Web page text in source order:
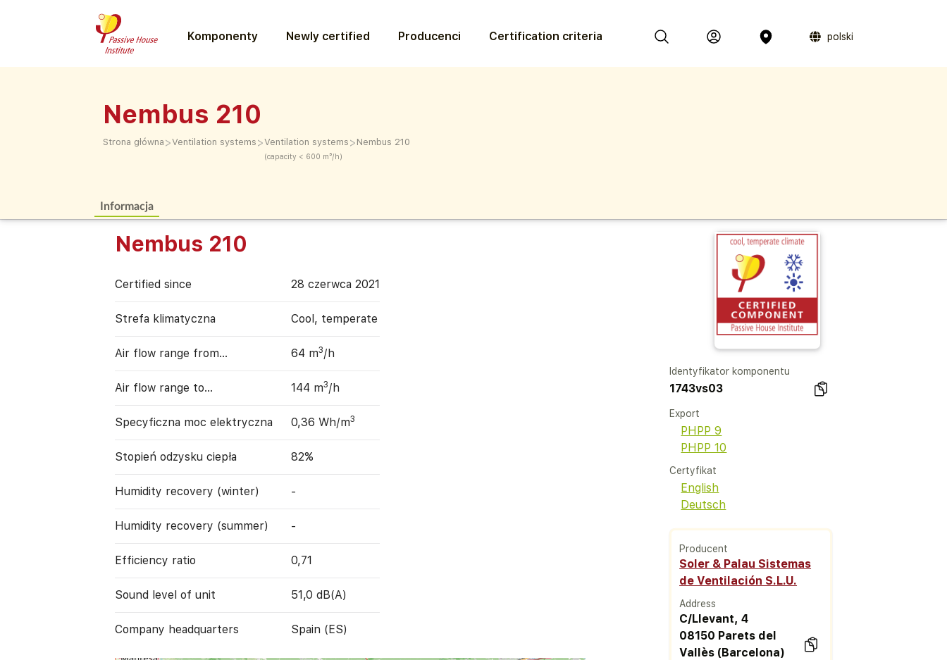
Komponenty Newly certified Producenci Certification criteria polski
Nembus 210
Strona główna >Ventilation systems >Ventilation systems
(capacity < 600 m³/h)
> Nembus 210
Informacja
Nembus 210
Certified since 28 czerwca 2021
Strefa klimatyczna Cool, temperate
Air flow range from… 64 m3/h
Air flow range to… 144 m3/h
Specyficzna moc elektryczna 0,36 Wh/m3
Stopień odzysku ciepła 82%
Humidity recovery (winter) -
Humidity recovery (summer) -
Efficiency ratio 0,71
Sound level of unit 51,0 dB(A)
Company headquarters Spain (ES)
Identyfikator komponentu
1743vs03
Export
PHPP 9
PHPP 10
Certyfikat
English
Deutsch
Producent
Soler & Palau Sistemas
de Ventilación S.L.U.
Address
C/LIevant, 4
08150 Parets del
Vallès (Barcelona)